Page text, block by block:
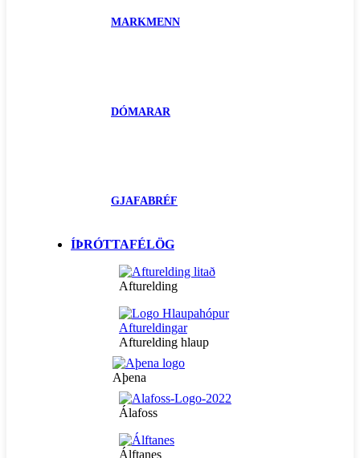
MARKMENN
DÓMARAR
GJAFABRÉF
ÍÞRÓTTAFÉLÖG
Afturelding
Afturelding hlaup
Aþena
Álafoss
Álftanes